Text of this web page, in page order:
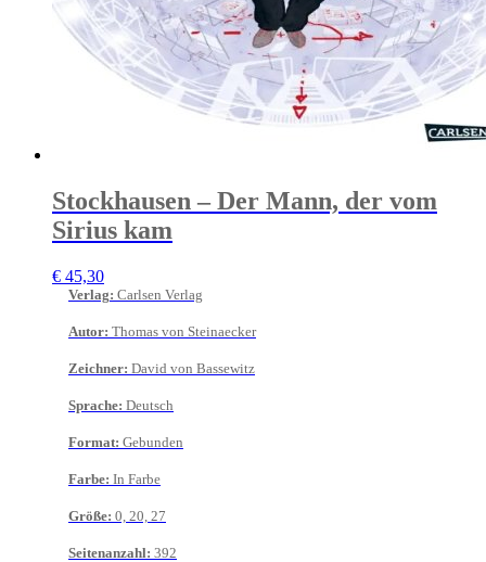
Stockhausen – Der Mann, der vom
Sirius kam
€ 45,30
Verlag: Carlsen Verlag
Autor: Thomas von Steinaecker
Zeichner: David von Bassewitz
Sprache: Deutsch
Format: Gebunden
Farbe: In Farbe
Größe: 0, 20, 27
Seitenanzahl: 392